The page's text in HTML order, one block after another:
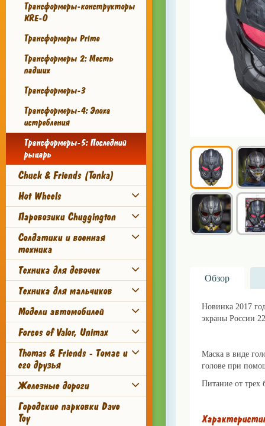
Трансформеры-конструкторы
KRE-O
Трансформеры Prime
Трансформеры 2: Месть
падших
Трансформеры-3
Трансформеры-4: Эпоха
истребления
Трансформеры-5: Последний
рыцарь
Chuck & Friends (Tonka)
Hot Wheels
Паровозики Chuggington
Солдатики и военная
техника
Техника для девочек
Техника для мальчиков
Модели автомобилей
Forces of Valor, Unimax
Thomas & Friends - Томас и
его друзья
Железные дороги
Городские парковки Dave
Toy
Обзор
Новинка 2017
экраны России
Маска в виде
голове при
Питание от трех